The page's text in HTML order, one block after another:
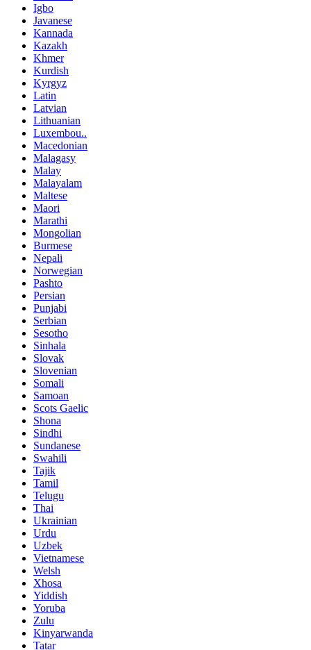
Igbo
Javanese
Kannada
Kazakh
Khmer
Kurdish
Kyrgyz
Latin
Latvian
Lithuanian
Luxembou..
Macedonian
Malagasy
Malay
Malayalam
Maltese
Maori
Marathi
Mongolian
Burmese
Nepali
Norwegian
Pashto
Persian
Punjabi
Serbian
Sesotho
Sinhala
Slovak
Slovenian
Somali
Samoan
Scots Gaelic
Shona
Sindhi
Sundanese
Swahili
Tajik
Tamil
Telugu
Thai
Ukrainian
Urdu
Uzbek
Vietnamese
Welsh
Xhosa
Yiddish
Yoruba
Zulu
Kinyarwanda
Tatar